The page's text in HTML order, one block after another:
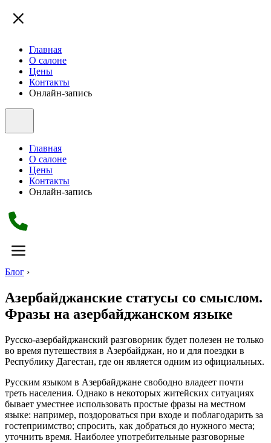
Главная
О салоне
Цены
Контакты
Онлайн-запись
Главная
О салоне
Цены
Контакты
Онлайн-запись
Блог ›
Азербайджанские статусы со смыслом.
Фразы на азербайджанском языке
Русско-азербайджанский разговорник будет полезен не только
во время путешествия в Азербайджан, но и для поездки в
Республику Дагестан, где он является одним из официальных.
Русским языком в Азербайджане свободно владеет почти
треть населения. Однако в некоторых житейских ситуациях
бывает уместнее использовать простые фразы на местном
языке: например, поздороваться при входе и поблагодарить за
гостеприимство; спросить, как добраться до нужного места;
уточнить время. Наиболее употребительные разговорные